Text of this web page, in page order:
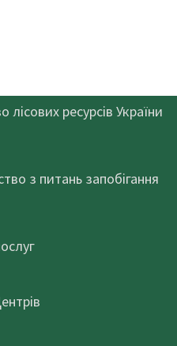
лісових ресурсів України
з питань запобігання